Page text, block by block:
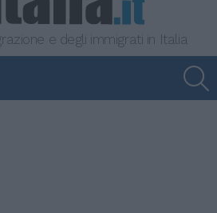
e degli immigrati in Italia